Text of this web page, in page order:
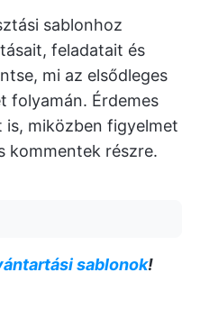
sablonhoz
feladatait és
mi az elsődleges
folyamán. Érdemes
miközben figyelmet
kommentek részre.
sablonok!